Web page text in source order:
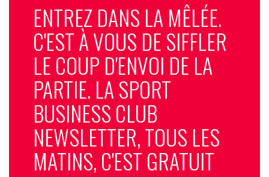
ENTREZ DANS LA MÊLÉE.
C'EST À VOUS DE SIFFLER
LE COUP D'ENVOI DE LA
PARTIE. LA SPORT
BUSINESS CLUB
NEWSLETTER, TOUS LES
MATINS, C'EST GRATUIT